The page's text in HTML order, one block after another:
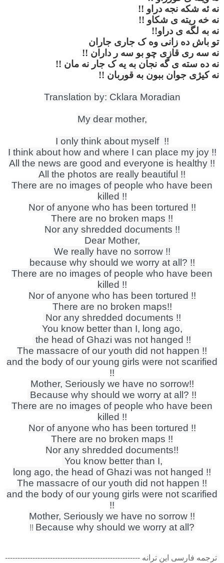
نه ئه شکه نجه دراو !!
نه خه ریته ی شکاو !!
نه به لگه ی دراو!!
تو باش ده زانی وه ک جاری جاران
نه سه ری قازی چو بو سه ر داران !!
نه ده سته ی گه نجان به یه ک جار نه مان !!
نه کیژی جوان ببون به قوربان !!
Translation by: Cklara Moradian
My dear mother,
I only think about myself !!
I think about how and where I can place my joy !!
All the news are good and everyone is healthy !!
All the photos are really beautiful !!
There are no images of people who have been
killed !!
Nor of anyone who has been tortured !!
There are no broken maps !!
Nor any shredded documents !!
Dear Mother,
We really have no sorrow !!
because why should we worry at all? !!
There are no images of people who have been
killed !!
Nor of anyone who has been tortured !!
There are no broken maps!!
Nor any shredded documents !!
You know better than I, long ago,
the head of Ghazi was not hanged !!
The massacre of our youth did not happen !!
and the body of our young girls were not scarified
!!
Mother, Seriously we have no sorrow!!
Because why should we worry at all? !!
There are no images of people who have been
killed !!
Nor of anyone who has been tortured !!
There are no broken maps !!
Nor any shredded documents!!
You know better than I,
long ago, the head of Ghazi was not hanged !!
The massacre of our youth did not happen !!
and the body of our young girls were not scarified
!!
Mother, Seriously we have no sorrow !!
Because why should we worry at all?
!!
ترجمه فارسی این ترانه ------------------------------------------------------